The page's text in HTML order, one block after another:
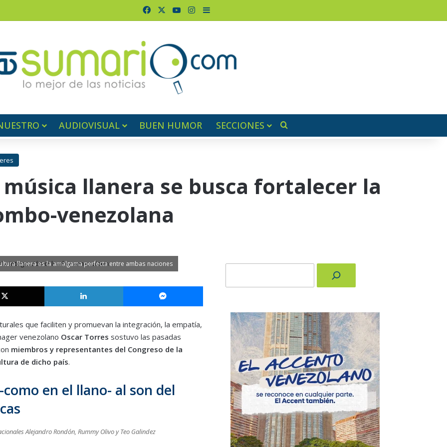
FacebookYouTubeInstagram
Barra lateral
AUDIOVISUAL BUEN HUMOR SECCIONES
llanera se busca fortalecer la
venezolana
llanera es la amalgama perfecta entre ambas naciones
X LinkedIn Messenger
que faciliten y promuevan la integración, la empatía,
venezolano Oscar Torres sostuvo las pasadas
miembros y representantes del Congreso de la
de dicho país.
en el llano- al son del
Alejandro Rondón, Rummy Olivo y Teo Galindez